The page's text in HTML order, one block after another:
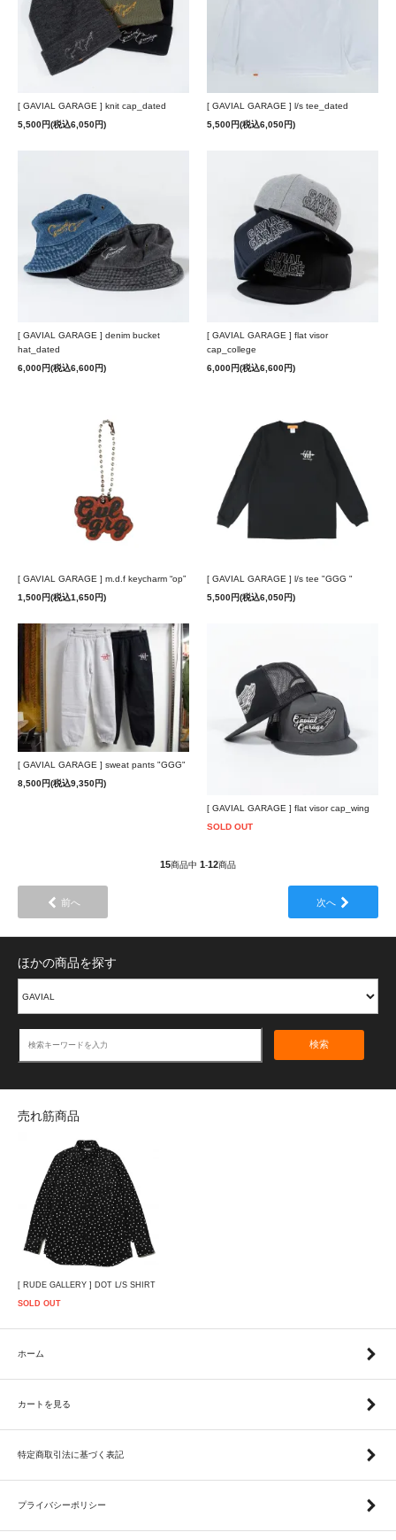
[ GAVIAL GARAGE ] knit cap_dated
5,500円(税込6,050円)
[ GAVIAL GARAGE ] l/s tee_dated
5,500円(税込6,050円)
[ GAVIAL GARAGE ] denim bucket
hat_dated
6,000円(税込6,600円)
[ GAVIAL GARAGE ] flat visor
cap_college
6,000円(税込6,600円)
[ GAVIAL GARAGE ] m.d.f keycharm “op”
1,500円(税込1,650円)
[ GAVIAL GARAGE ] l/s tee "GGG "
5,500円(税込6,050円)
[ GAVIAL GARAGE ] sweat pants "GGG"
8,500円(税込9,350円)
[ GAVIAL GARAGE ] flat visor cap_wing
SOLD OUT
15商品中 1-12商品
前へ 次へ
ほかの商品を探す
検索
売れ筋商品
[ RUDE GALLERY ] DOT L/S SHIRT
SOLD OUT
ホーム
カートを見る
特定商取引法に基づく表記
プライバシーポリシー